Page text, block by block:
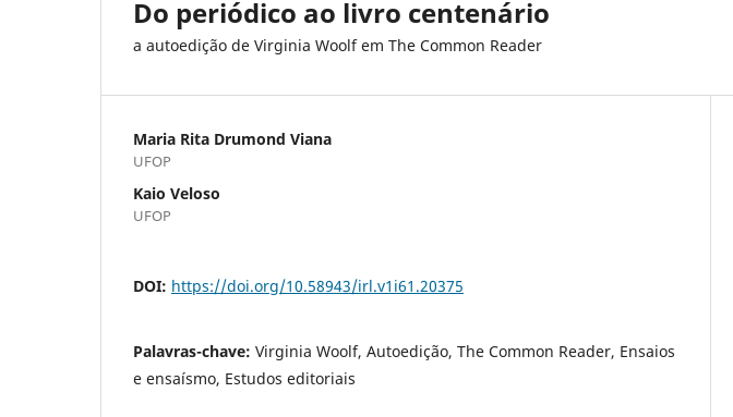
Do periódico ao livro centenário
a autoedição de Virginia Woolf em The Common Reader
Maria Rita Drumond Viana
UFOP
Kaio Veloso
UFOP
DOI: https://doi.org/10.58943/irl.v1i61.20375
Palavras-chave: Virginia Woolf, Autoedição, The Common Reader, Ensaios
e ensaísmo, Estudos editoriais